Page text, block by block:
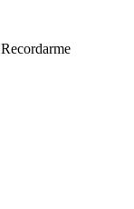
Recordarme